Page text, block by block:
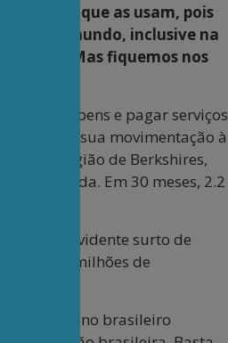
pessoas que as usam, pois
todo mundo, inclusive na
Mas fiquemos nos
comprar bens e pagar serviços
sua movimentação à
na região de Berkshires,
a moeda. Em 30 meses, 2.2
evidente surto de
os 210 milhões de
Lerner e no brasileiro